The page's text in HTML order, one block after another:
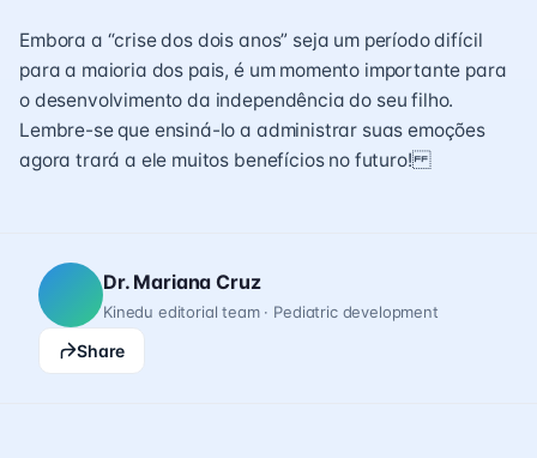
Embora a “crise dos dois anos” seja um período difícil
para a maioria dos pais, é um momento importante para
o desenvolvimento da independência do seu filho.
Lembre-se que ensiná-lo a administrar suas emoções
agora trará a ele muitos benefícios no futuro!
Dr. Mariana Cruz
Kinedu editorial team · Pediatric development
Share